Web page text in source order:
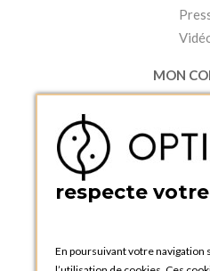
MON
Accéder à
Créer un
Catalogues et
respecte
En poursuivant votre navigation